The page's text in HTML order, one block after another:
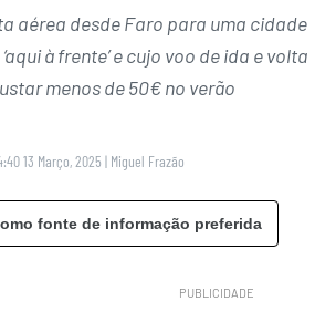
aérea desde Faro para uma cidade
à frente’ e cujo voo de ida e volta
menos de 50€ no verão
13 Março, 2025 | Miguel Frazão
fonte de informação preferida